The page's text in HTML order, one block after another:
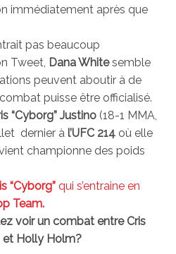
immédiatement après que
pas beaucoup
Tweet, Dana Whitesemble
peuvent aboutir à de
puisse être officialisé.
“Cyborg” Justino (18-1 MMA,
dernier à l’UFC 214 où elle
championne des poids
“Cyborg” qui s’entraine en
Team.
voir un combat entre Cris
et Holly Holm?